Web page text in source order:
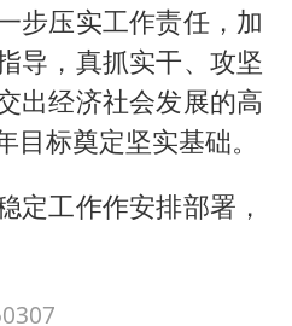
步压实工作责任，加
导，真抓实干、攻坚
出经济社会发展的高
标奠定坚实基础。
定工作作安排部署，